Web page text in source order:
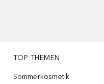
TOP THEMEN
Sommerkosmetik